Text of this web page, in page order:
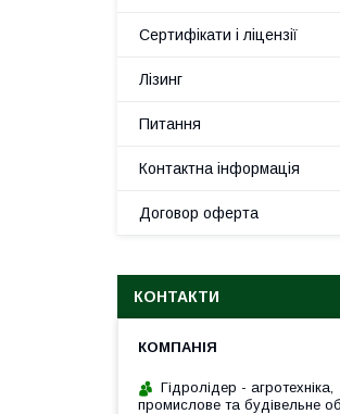
Сертифікати і ліцензії
Лізинг
Питання
Контактна інформація
Договор оферта
КОНТАКТИ
Гідролідер - агротехніка,
промислове та будівельне